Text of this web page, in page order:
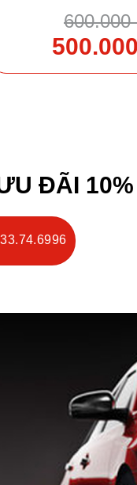
600.000
ĐÃI 10%